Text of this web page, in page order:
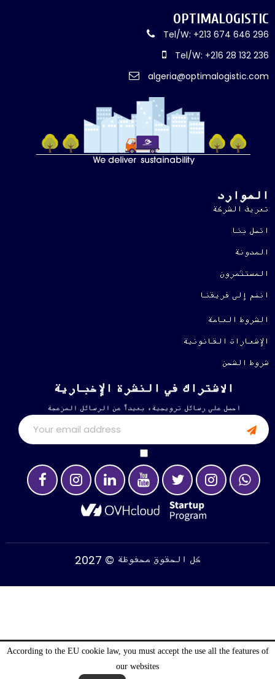
According to the EU cookie law, you must accept the use all the features of
our websites
OPTIMALOGISTIC
Tel/W: +213 674 646 296
Tel/W: +216 28 132 236
algeria@optimalogistic.com
الموارد
تعريف الشركة
اتصل بنا
المدونة
المستثمرون
انضم إلى فريقنا
الشروط العامة
الإشعارات القانونية
شروط الشحن
الاشتراك في النشرة الإخبارية
احصل على رسائل ترويجية، بعيداً عن الرسائل المزعجة
2027 © كل الحقوق محفوظة